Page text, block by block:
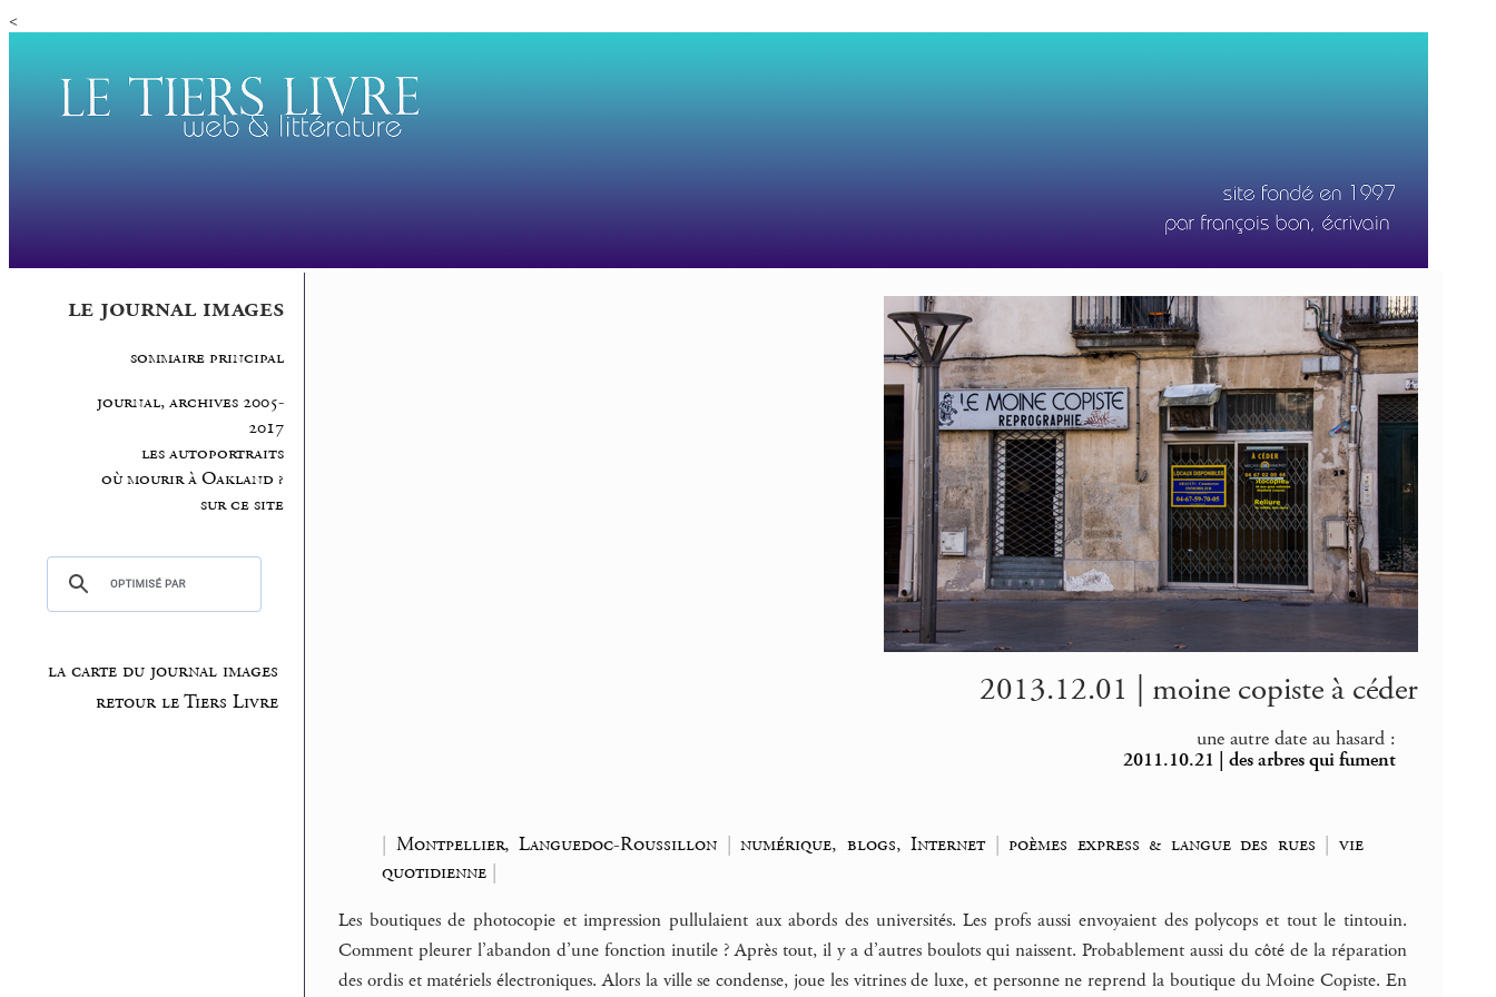
<
le journal images
sommaire principal
journal, archives 2005-
2017
les autoportraits
où mourir à Oakland ?
sur ce site
la carte du journal images
retour le Tiers Livre
2013.12.01 | moine copiste à céder
une autre date au hasard :
2011.10.21 | des arbres qui fument
| Montpellier, Languedoc-Roussillon |numérique, blogs, Internet|poèmes express & langue des rues | vie
quotidienne |
Les boutiques de photocopie et impression pullulaient aux abords des universités. Les profs aussi envoyaient des polycops et tout le tintouin.
Comment pleurer l’abandon d’une fonction inutile ? Après tout, il y a d’autres boulots qui naissent. Probablement aussi du côté de la réparation
des ordis et matériels électroniques. Alors la ville se condense, joue les vitrines de luxe, et personne ne reprend la boutique du Moine Copiste. En